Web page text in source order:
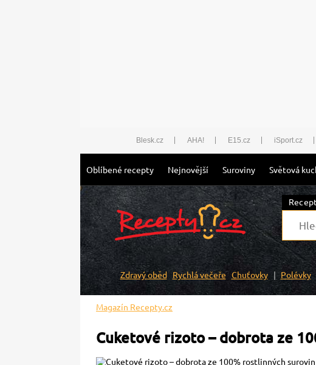
Blesk.cz AHA! E15.cz iSport.cz
Oblíbené recepty Nejnovější Suroviny Světová
Zdravý oběd Rychlá večeře Chuťovky Polévky
Magazín Recepty.cz
Cuketové rizoto – dobrota ze